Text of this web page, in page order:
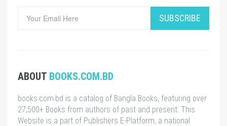
SUBSCRIBE
ABOUT BOOKS.COM.BD
books.com.bd is a catalog of Bangla Books, featuring over
27,500+ Books from authors of past and present. This
Website is a part of Publishers E-Platform, a national